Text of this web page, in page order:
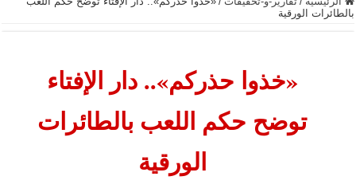
بالطائرات الورقية
«خذوا حذركم».. دار الإفتاء
توضح حكم اللعب بالطائرات
الورقية